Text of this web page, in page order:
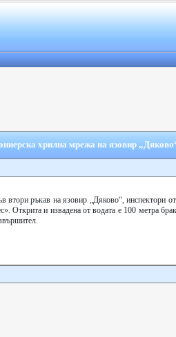
хрилна мрежа на язовир
втори ръкав на язовир „Дяково“,
Открита и извадена от водата е 100 метра